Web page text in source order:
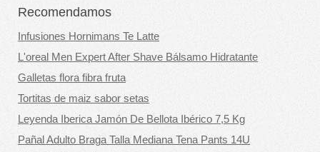
Recomendamos
Infusiones Hornimans Te Latte
L'oreal Men Expert After Shave Bálsamo Hidratante
Galletas flora fibra fruta
Tortitas de maiz sabor setas
Leyenda Iberica Jamón De Bellota Ibérico 7,5 Kg
Pañal Adulto Braga Talla Mediana Tena Pants 14U